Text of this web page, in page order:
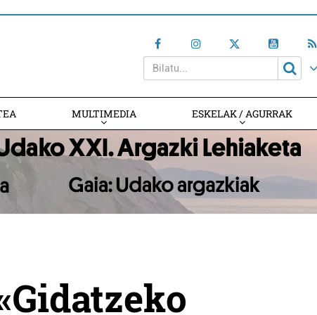
MULTIMEDIA ESKELAK / AGURRAK